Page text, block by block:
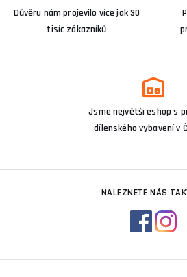
Důvěru nám projevilo více jak 30
tisíc zákazníků
Jsme největší eshop s
dílenského vybavení v
NALEZNETE NÁS